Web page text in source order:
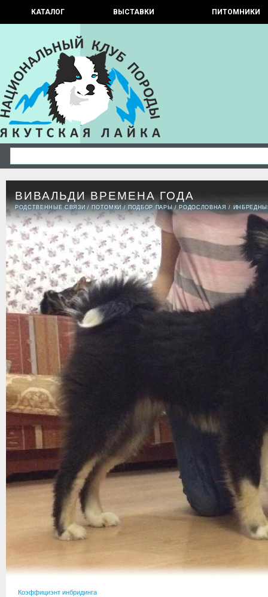
КАТАЛОГ ВЫСТАВКИ ПИТОМНИКИ
ВИВАЛЬДИ ВРЕМЕНА ГОДА
РОДСТВЕННЫЕ СВЯЗИ / ПОТОМКИ/ПОДБОР ПАРЫ/РОДОСЛОВНАЯ /
Коэффициэнт инбридинга